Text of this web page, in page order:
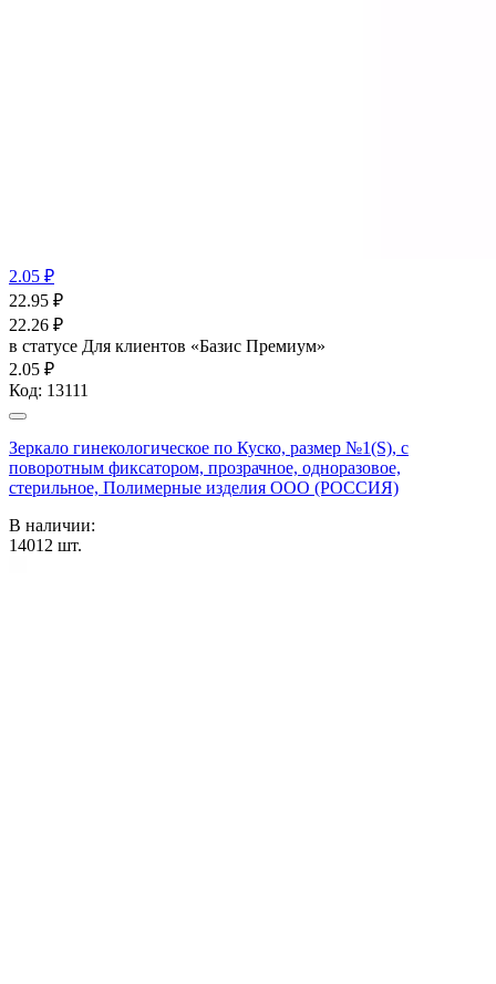
2.05 ₽
22.95 ₽
22.26 ₽
в статусе Для клиентов «Базис Премиум»
2.05 ₽
Код: 13111
Зеркало гинекологическое по Куско, размер №1(S), с
поворотным фиксатором, прозрачное, одноразовое,
стерильное, Полимерные изделия OOO (РОССИЯ)
В наличии:
14012 шт.